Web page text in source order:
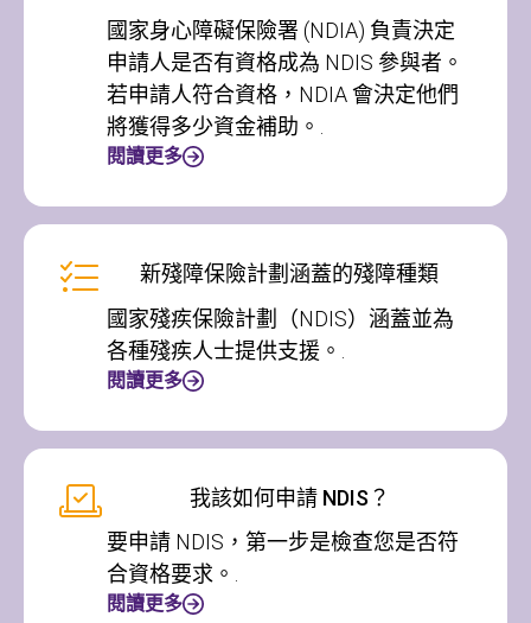
國家身心障礙保險署 (NDIA) 負責決定
申請人是否有資格成為 NDIS 參與者。
若申請人符合資格，NDIA 會決定他們
將獲得多少資金補助。.
閱讀更多
新殘障保險計劃涵蓋的殘障種類
國家殘疾保險計劃（NDIS）涵蓋並為
各種殘疾人士提供支援。.
閱讀更多
我該如何申請 NDIS？
要申請 NDIS，第一步是檢查您是否符
合資格要求。.
閱讀更多